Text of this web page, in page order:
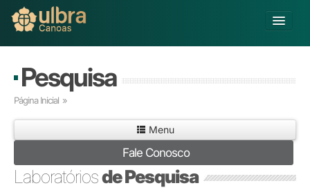
Buscar
Matricule-se
Educação Básica
Graduação
Pesquisa
Página Inicial »
Menu
Fale Conosco
Laboratóriosde Pesquisa